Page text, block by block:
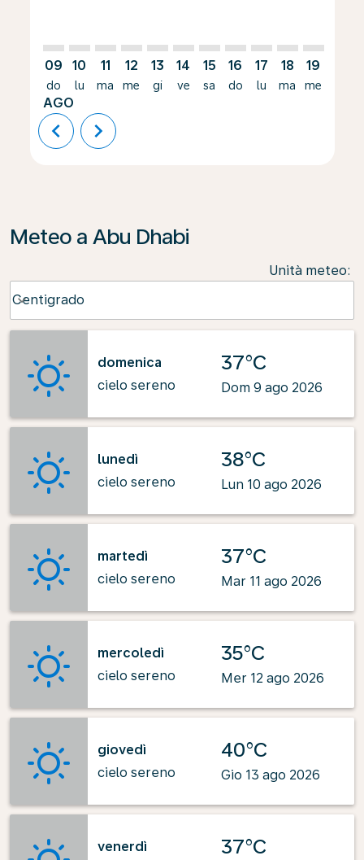
09
do
AGO
10
lu
11
ma
12
me
13
gi
14
ve
15
sa
16
do
17
lu
18
ma
19
me
chevron_left chevron_right
Meteo a Abu Dhabi
Unità meteo:
Centigrado
keyboard_arrow_down
domenica
cielo sereno
37°C
Dom 9 ago 2026
lunedì
cielo sereno
38°C
Lun 10 ago 2026
martedì
cielo sereno
37°C
Mar 11 ago 2026
mercoledì
cielo sereno
35°C
Mer 12 ago 2026
giovedì
cielo sereno
40°C
Gio 13 ago 2026
venerdì
37°C